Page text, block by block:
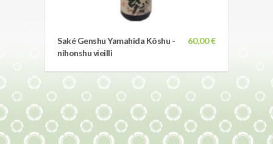
60,00 €
Saké Genshu Yamahida Kôshu -
nihonshu vieilli